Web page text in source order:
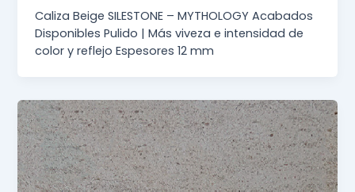
Caliza Beige SILESTONE – MYTHOLOGY Acabados
Disponibles Pulido | Más viveza e intensidad de
color y reflejo Espesores 12 mm